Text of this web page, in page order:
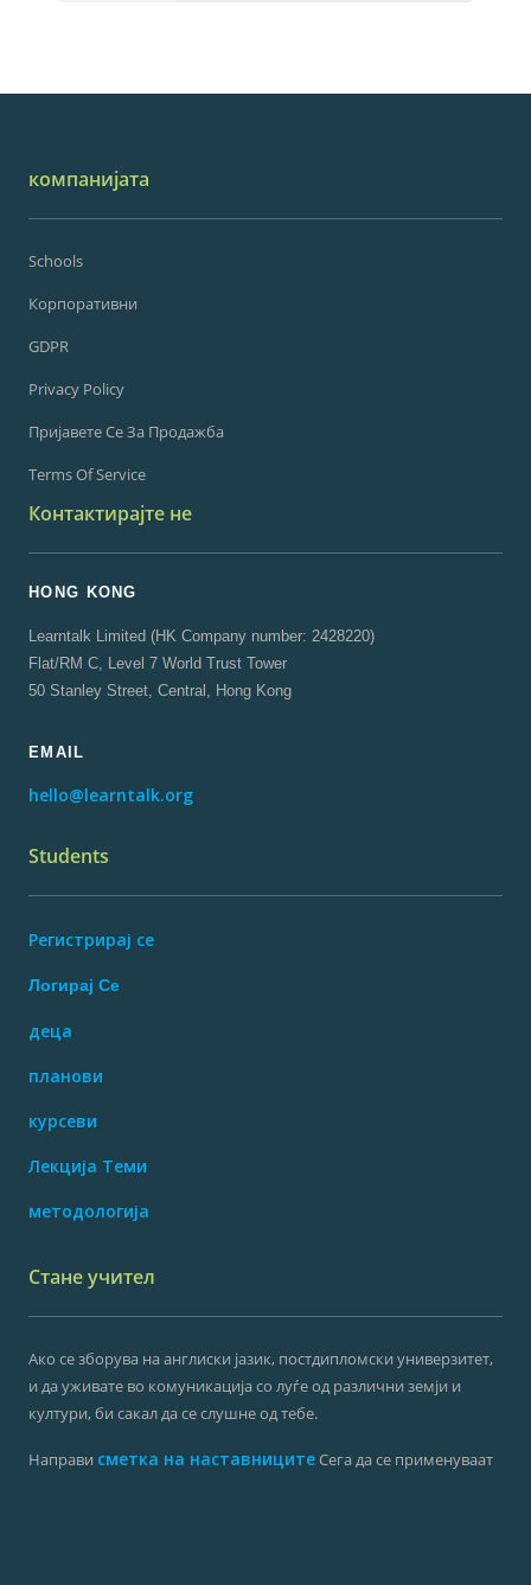
компанијата
Schools
Корпоративни
GDPR
Privacy Policy
Пријавете Се За Продажба
Terms Of Service
Контактирајте не
HONG KONG
Learntalk Limited (HK Company number: 2428220)
Flat/RM C, Level 7 World Trust Tower
50 Stanley Street, Central, Hong Kong
EMAIL
hello@learntalk.org
Students
Регистрирај се
Логирај Се
деца
планови
курсеви
Лекција Теми
методологија
Стане учител
Ако се зборува на англиски јазик, постдипломски универзитет,
и да уживате во комуникација со луѓе од различни земји и
култури, би сакал да се слушне од тебе.
Направи сметка на наставницитеСега да се применуваат